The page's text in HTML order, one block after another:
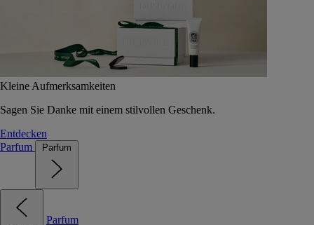
Kleine Aufmerksamkeiten
Sagen Sie Danke mit einem stilvollen Geschenk.
Entdecken
Parfum
Parfum
Parfum